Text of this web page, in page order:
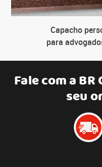
Capacho
para
Fale com aBR
seu